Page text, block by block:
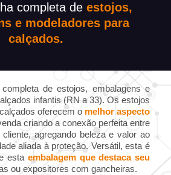
completa de estojos,
e modeladores para
calçados.
de estojos, embalagens e
infantis (RN a 33). Os estojos
oferecem o melhor aspecto
criando a conexão perfeita entre
agregando beleza e valor ao
aliada à proteção. Versátil, esta é
esta embalagem que destaca seu
ou expositores com gancheiras.